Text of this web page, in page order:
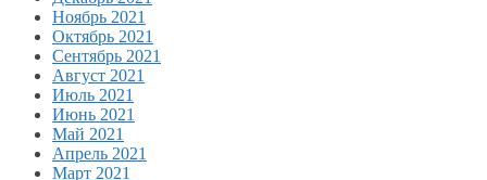
Ноябрь 2021
Октябрь 2021
Сентябрь 2021
Август 2021
Июль 2021
Июнь 2021
Май 2021
Апрель 2021
Март 2021